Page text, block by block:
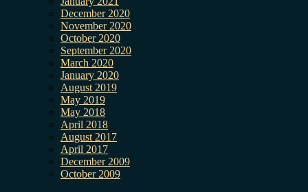
December 2020
November 2020
October 2020
September 2020
March 2020
January 2020
August 2019
May 2019
May 2018
April 2018
August 2017
April 2017
December 2009
October 2009